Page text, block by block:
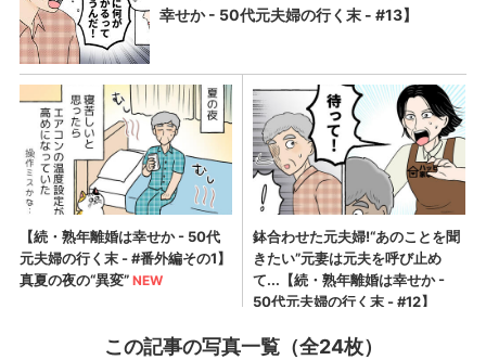
この記事の写真一覧（全24枚）